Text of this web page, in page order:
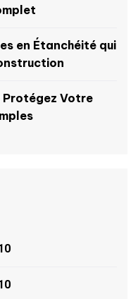
en Étanchéité qui
Protégez Votre